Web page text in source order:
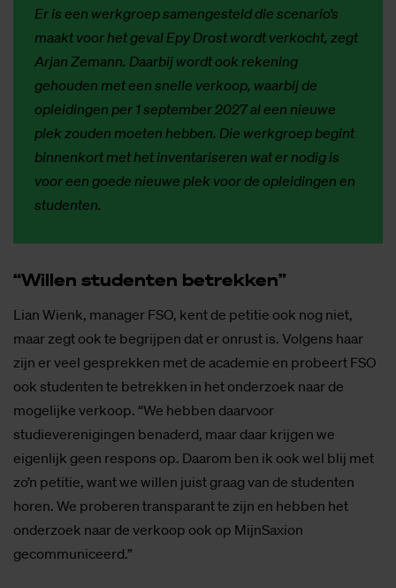
Er is een werkgroep samengesteld die scenario’s
maakt voor het geval Epy Drost wordt verkocht, zegt
Arjan Zemann. Daarbij wordt ook rekening
gehouden met een snelle verkoop, waarbij de
opleidingen per 1 september 2027 al een nieuwe
plek zouden moeten hebben. Die werkgroep begint
binnenkort met het inventariseren wat er nodig is
voor een goede nieuwe plek voor de opleidingen en
studenten.
“Wil­len stu­den­ten be­trek­ken”
Lian Wienk, manager FSO, kent de petitie ook nog niet,
maar zegt ook te begrijpen dat er onrust is. Volgens haar
zijn er veel gesprekken met de academie en probeert FSO
ook studenten te betrekken in het onderzoek naar de
mogelijke verkoop. “We hebben daarvoor
studieverenigingen benaderd, maar daar krijgen we
eigenlijk geen respons op. Daarom ben ik ook wel blij met
zo’n petitie, want we willen juist graag van de studenten
horen. We proberen transparant te zijn en hebben het
onderzoek naar de verkoop ook op MijnSaxion
gecommuniceerd.”